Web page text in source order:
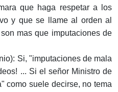
que haga respetar a los
y que se llame al orden al
mas que im­putaciones de
Si, "imputaciones de mala
... Si el señor Ministro de
como suele decirse, no tema